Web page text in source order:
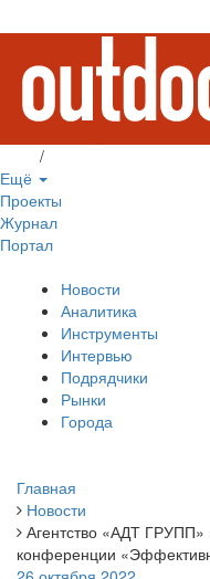
/
Ещё
Проекты
Журнал
Портал
Новости
Аналитика
Инструменты
Интервью
Подрядчики
Рынки
Города
Главная
Новости
Агентство «АДТ ГРУПП»
конференции